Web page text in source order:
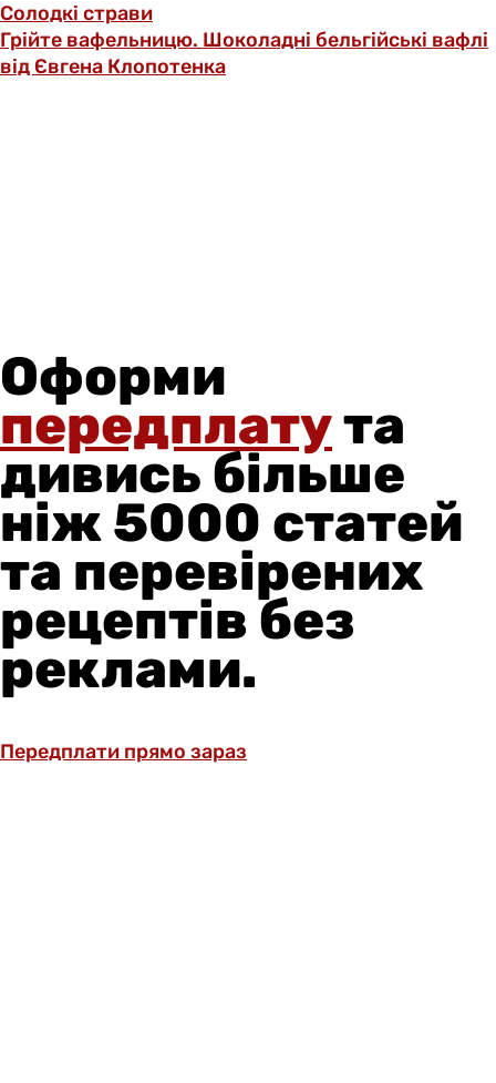
Солодкі страви
Грійте вафельницю. Шоколадні бельгійські вафлі
від Євгена Клопотенка
Оформи
передплатута
дивись більше
ніж 5000 статей
та перевірених
рецептів без
реклами.
Передплати прямо зараз